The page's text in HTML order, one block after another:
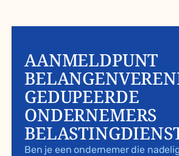
AANMELDPUNT
GEDUPEERDE
ONDERNEMERS
Ben je een ondernemer die